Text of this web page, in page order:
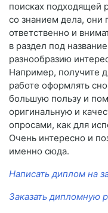
поисках подходящей
со знанием дела, они
ответственно и
в раздел под
разнообразию
Например, получите
работе оформлять
большую пользу и
оригинальную и
опросами, как для
Очень интересно и
именно сюда.
Написать диплом на
Заказать дипломную